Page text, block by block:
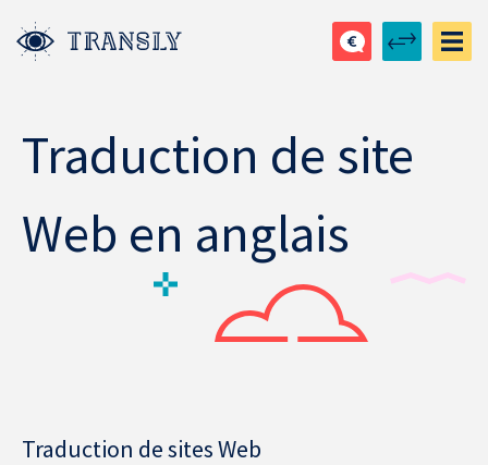
Traduction de site
Web en anglais
Traduction de sites Web